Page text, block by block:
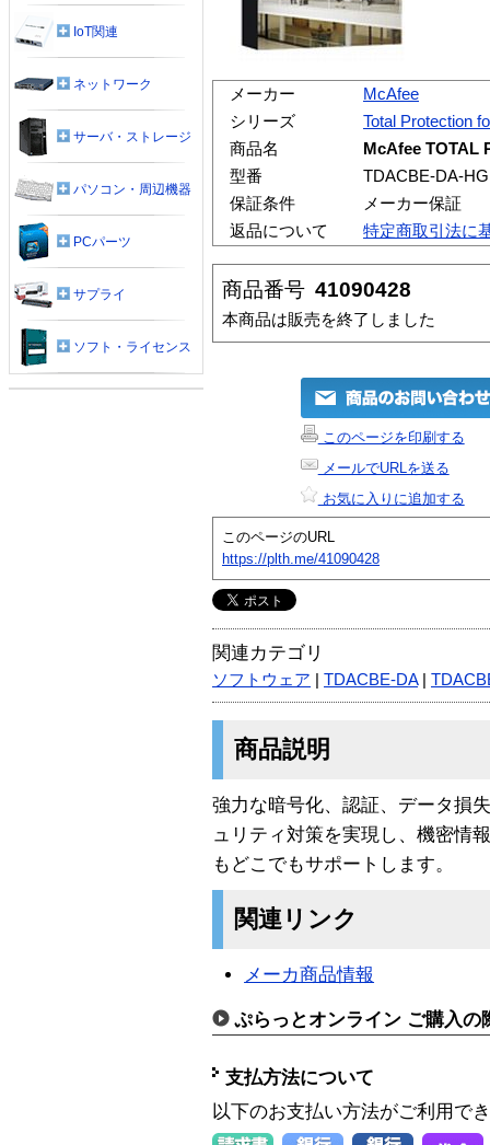
メーカー
McAfee
シリーズ
Total Protection
商品名
McAfee TOTAL
型番
TDACBE-DA-HG
保証条件
メーカー保証
返品について
特定商取引法に
商品番号 41090428
本商品は販売を終了しました
このページを印刷する
メールでURLを送る
お気に入りに追加する
このページのURL
https://plth.me/41090428
関連カテゴリ
ソフトウェア TDACBE-DA|
商品説明
強力な暗号化、認証、データ損
ュリティ対策を実現し、機密情
もどこでもサポートします。
関連リンク
メーカ商品情報
ぷらっとオンライン ご購入の
支払方法について
以下のお支払い方法がご利用で
IoT関連
ネットワーク
サーバ・ストレージ
パソコン・周辺機器
PCパーツ
サプライ
ソフト・ライセンス